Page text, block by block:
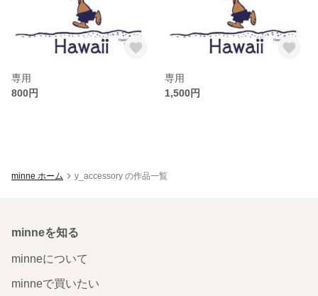
専用
800円
専用
1,500円
minne ホーム y_accessory の作品一覧
minneを知る
minneについて
minneで買いたい